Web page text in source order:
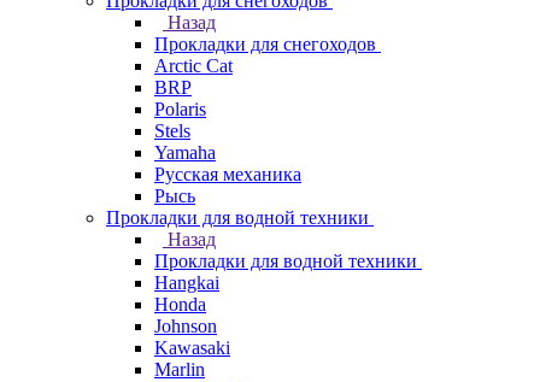
Назад
Прокладки для снегоходов
Arctic Cat
BRP
Polaris
Stels
Yamaha
Русская механика
Рысь
Прокладки для водной техники
Назад
Прокладки для водной техники
Hangkai
Honda
Johnson
Kawasaki
Marlin